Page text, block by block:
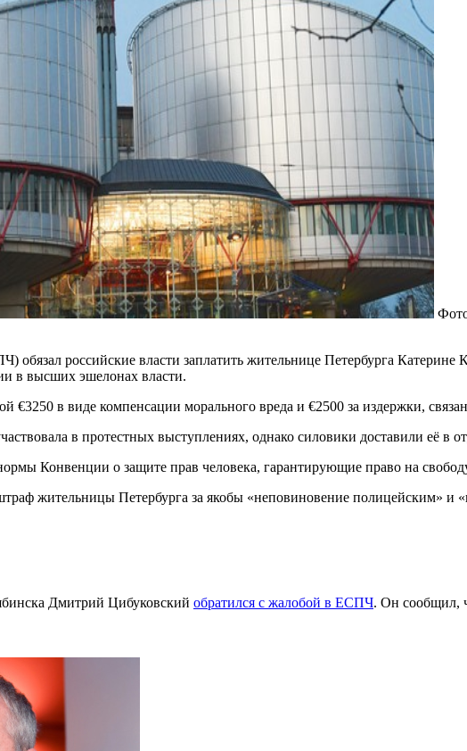
обязал российские власти заплатить жительнице Петербурга
в высших эшелонах власти.
€3250 в виде компенсации морального вреда и €2500 за издержки,
в протестных выступлениях, однако силовики доставили её в
Конвенции о защите прав человека, гарантирующие право на свободу
жительницы Петербурга за якобы «неповиновение полицейским» и
Дмитрий Цибуковский обратился с жалобой в ЕСПЧ. Он сообщил,